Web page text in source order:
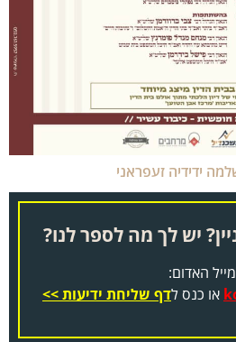
ידידיה זעפראני
יש לך מה לספר לנו?
האדום:
או כנס לדף שליחת ידיעות >>